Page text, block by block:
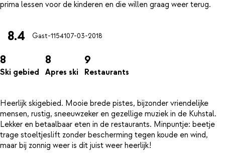
8.4 Gast-1154107-03-2018
8
Ski gebied
8
Apres ski
9
Restaurants
Heerlijk skigebied. Mooie brede pistes, bijzonder vriendelijke
mensen, rustig, sneeuwzeker en gezellige muziek in de Kuhstal.
Lekker en betaalbaar eten in de restaurants. Minpuntje: beetje
trage stoeltjeslift zonder bescherming tegen koude en wind,